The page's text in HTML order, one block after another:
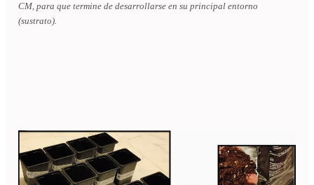
CM, para que termine de desarrollarse en su principal entorno
(sustrato).